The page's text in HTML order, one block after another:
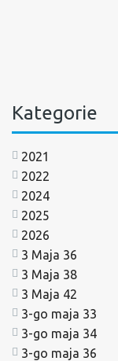
Kategorie
2021
2022
2024
2025
2026
3 Maja 36
3 Maja 38
3 Maja 42
3-go maja 33
3-go maja 34
3-go maja 36